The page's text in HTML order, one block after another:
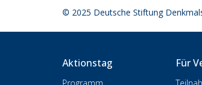
© 2025 Deutsche Stiftung
Aktionstag Für